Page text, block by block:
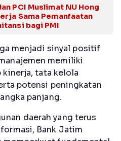
PCI Muslimat NU Hong
Sama Pemanfaatan
bagi PMI
menjadi sinyal positif
memiliki
kinerja, tata kelola
potensi peningkatan
panjang.
daerah yang terus
Bank Jatim